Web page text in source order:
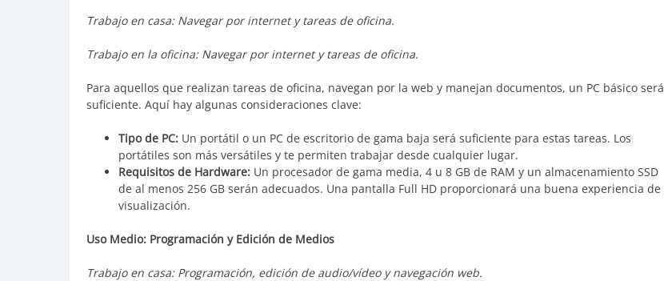
Trabajo en casa: Navegar por internet y tareas de oficina.
Trabajo en la oficina: Navegar por internet y tareas de oficina.
Para aquellos que realizan tareas de oficina, navegan por la web y manejan documentos, un PC básico será
suficiente. Aquí hay algunas consideraciones clave:
Tipo de PC: Un portátil o un PC de escritorio de gama baja será suficiente para estas tareas. Los
portátiles son más versátiles y te permiten trabajar desde cualquier lugar.
Requisitos de Hardware: Un procesador de gama media, 4 u 8 GB de RAM y un almacenamiento SSD
de al menos 256 GB serán adecuados. Una pantalla Full HD proporcionará una buena experiencia de
visualización.
Uso Medio: Programación y Edición de Medios
Trabajo en casa: Programación, edición de audio/vídeo y navegación web.